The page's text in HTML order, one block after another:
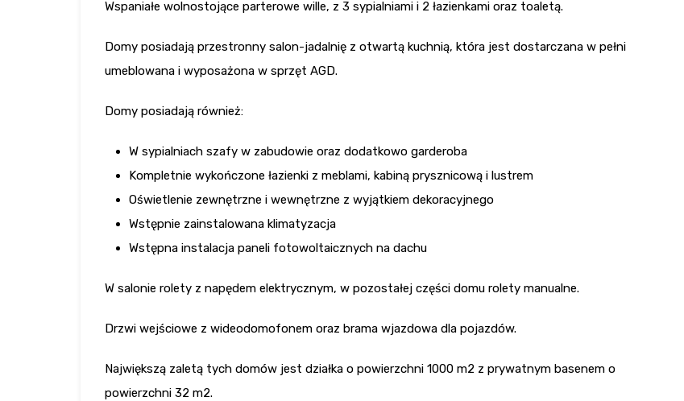
Wspaniałe wolnostojące parterowe wille, z 3 sypialniami i 2 łazienkami oraz toaletą.
Domy posiadają przestronny salon-jadalnię z otwartą kuchnią, która jest dostarczana w pełni
umeblowana i wyposażona w sprzęt AGD.
Domy posiadają również:
W sypialniach szafy w zabudowie oraz dodatkowo garderoba
Kompletnie wykończone łazienki z meblami, kabiną prysznicową i lustrem
Oświetlenie zewnętrzne i wewnętrzne z wyjątkiem dekoracyjnego
Wstępnie zainstalowana klimatyzacja
Wstępna instalacja paneli fotowoltaicznych na dachu
W salonie rolety z napędem elektrycznym, w pozostałej części domu rolety manualne.
Drzwi wejściowe z wideodomofonem oraz brama wjazdowa dla pojazdów.
Największą zaletą tych domów jest działka o powierzchni 1000 m2 z prywatnym basenem o
powierzchni 32 m2.